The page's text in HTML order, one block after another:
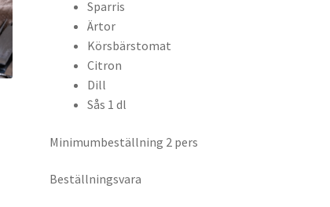
Sparris
Ärtor
Körsbärstomat
Citron
Dill
Sås 1 dl
Minimumbeställning 2 pers
Beställningsvara